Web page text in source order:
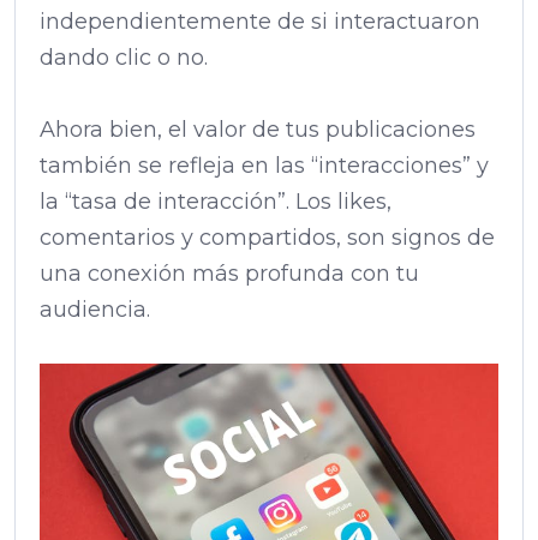
independientemente de si interactuaron
dando clic o no.
Ahora bien, el valor de tus publicaciones
también se refleja en las “interacciones” y
la “tasa de interacción”. Los likes,
comentarios y compartidos, son signos de
una conexión más profunda con tu
audiencia.